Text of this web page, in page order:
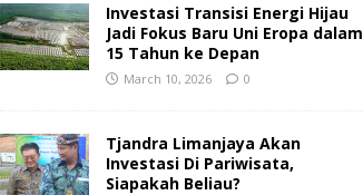
Investasi Transisi Energi Hijau
Jadi Fokus Baru Uni Eropa dalam
15 Tahun ke Depan
March 10, 2026 0
Tjandra Limanjaya Akan
Investasi Di Pariwisata,
Siapakah Beliau?